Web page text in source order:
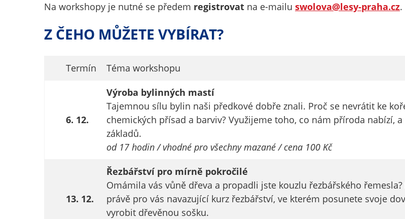
Na workshopy je nutné se předem registrovat na e-mailu swolova@lesy-praha.cz.
Z ČEHO MŮŽETE VYBÍRAT?
Termín Téma workshopu
6. 12.
Výroba bylinných mastí
Tajemnou sílu bylin naši předkové dobře znali. Proč se nevrátit ke
chemických přísad a barviv? Využijeme toho, co nám příroda nabízí,
základů.
od 17 hodin / vhodné pro všechny mazané / cena 100 Kč
13. 12.
Řezbářství pro mírně pokročilé
Omámila vás vůně dřeva a propadli jste kouzlu řezbářského
právě pro vás navazující kurz řezbářství, ve kterém posunete svoje
vyrobit dřevěnou sošku.
cookies
nemohou být
Analytické